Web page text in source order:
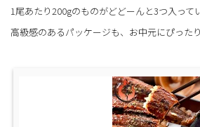
1尾あたり200gのものがどどーんと3つ入って
高級感のあるパッケージも、お中元にぴったり